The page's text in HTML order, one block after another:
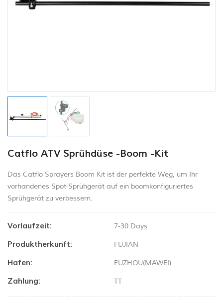
Catflo ATV Sprühdüse -Boom -Kit
Das Catflo Sprayers Boom Kit ist der perfekte Weg, um Ihr
vorhandenes Spot-Sprühgerät auf ein boomkonfiguriertes
Sprühgerät zu verbessern.
Vorlaufzeit: 7-30 Days
Produktherkunft: FUJIAN
Hafen: FUZHOU(MAWEI)
Zahlung: TT